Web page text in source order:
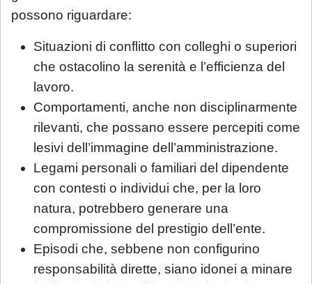
possono riguardare:
Situazioni di conflitto con colleghi o superiori
che ostacolino la serenità e l’efficienza del
lavoro.
Comportamenti, anche non disciplinarmente
rilevanti, che possano essere percepiti come
lesivi dell’immagine dell’amministrazione.
Legami personali o familiari del dipendente
con contesti o individui che, per la loro
natura, potrebbero generare una
compromissione del prestigio dell’ente.
Episodi che, sebbene non configurino
responsabilità dirette, siano idonei a minare